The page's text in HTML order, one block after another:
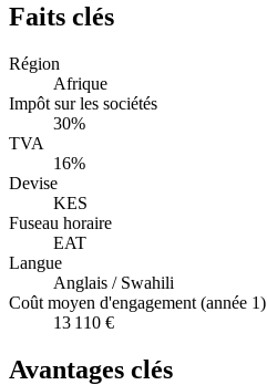
Faits clés
Région
Afrique
Impôt sur les sociétés
30%
TVA
16%
Devise
KES
Fuseau horaire
EAT
Langue
Anglais / Swahili
Coût moyen d'engagement (année 1)
13 110 €
Avantages clés